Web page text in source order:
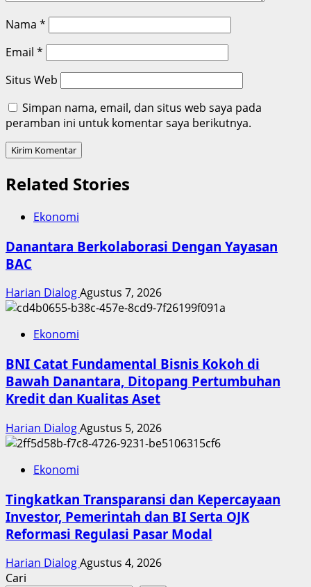
Nama *
Email *
Situs Web
Simpan nama, email, dan situs web saya pada
peramban ini untuk komentar saya berikutnya.
Related Stories
Ekonomi
Danantara Berkolaborasi Dengan Yayasan
BAC
Harian DialogAgustus 7, 2026
Ekonomi
BNI Catat Fundamental Bisnis Kokoh di
Bawah Danantara, Ditopang Pertumbuhan
Kredit dan Kualitas Aset
Harian DialogAgustus 5, 2026
Ekonomi
Tingkatkan Transparansi dan Kepercayaan
Investor, Pemerintah dan BI Serta OJK
Reformasi Regulasi Pasar Modal
Harian DialogAgustus 4, 2026
Cari